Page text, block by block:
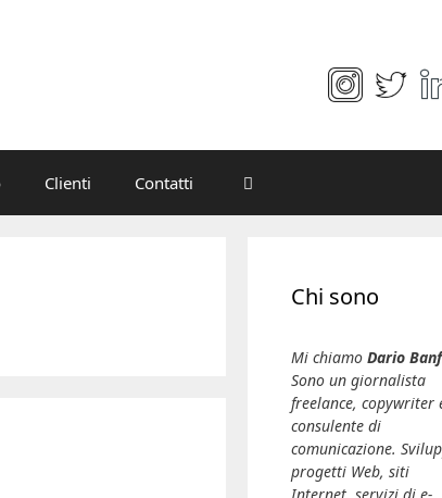
Clienti Contatti
Chi sono
Mi chiamo Dario
Sono un giornalista
freelance, copywriter
consulente di
comunicazione.
progetti Web, siti